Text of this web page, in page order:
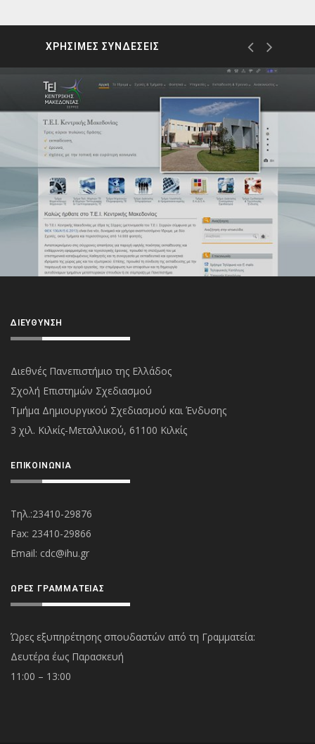
ΧΡΗΣΙΜΕΣ ΣΥΝΔΕΣΕΙΣ
ΔΙΕΎΘΥΝΣΗ
Διεθνές Πανεπιστήμιο της Ελλάδος
Σχολή Επιστημών Σχεδιασμού
Τμήμα Δημιουργικού Σχεδιασμού και Ένδυσης
3 χιλ. Κιλκίς-Μεταλλικού, 61100 Κιλκίς
ΕΠΙΚΟΙΝΩΝΊΑ
Τηλ.:23410-29876
Fax: 23410-29866
Εmail: cdc@ihu.gr
ΏΡΕΣ ΓΡΑΜΜΑΤΕΊΑΣ
Ώρες εξυπηρέτησης σπουδαστών από τη Γραμματεία:
Δευτέρα έως Παρασκευή
11:00 – 13:00